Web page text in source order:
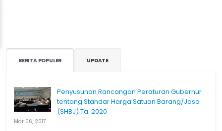
BERITA POPULER UPDATE
Penyusunan Rancangan Peraturan Gubernur
tentang Standar Harga Satuan Barang/Jasa
(SHBJ) Ta. 2020
Mar 06, 2017